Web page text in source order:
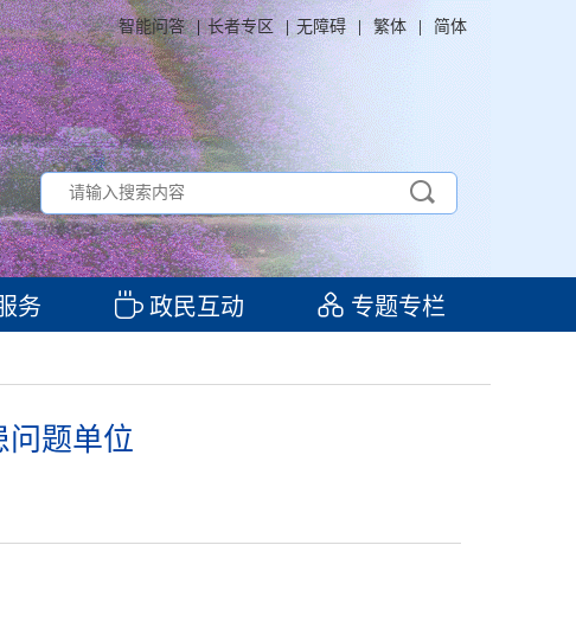
智能问答 | 长者专区 | 无障碍 繁体 简体
务 政民互动 专题专栏
问题单位